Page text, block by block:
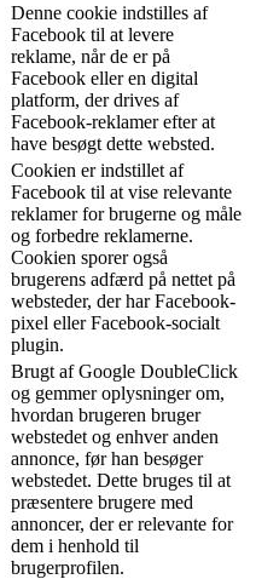
Denne cookie indstilles af
Facebook til at levere
reklame, når de er på
Facebook eller en digital
platform, der drives af
Facebook-reklamer efter at
have besøgt dette websted.
Cookien er indstillet af
Facebook til at vise relevante
reklamer for brugerne og måle
og forbedre reklamerne.
Cookien sporer også
brugerens adfærd på nettet på
websteder, der har Facebook-
pixel eller Facebook-socialt
plugin.
Brugt af Google DoubleClick
og gemmer oplysninger om,
hvordan brugeren bruger
webstedet og enhver anden
annonce, før han besøger
webstedet. Dette bruges til at
præsentere brugere med
annoncer, der er relevante for
dem i henhold til
brugerprofilen.